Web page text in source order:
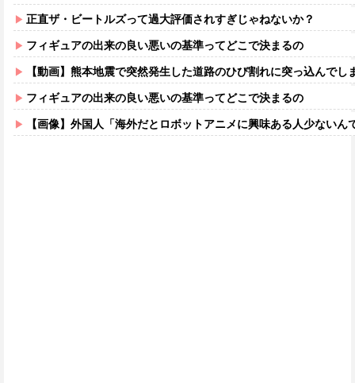
正直ザ・ビートルズって過大評価されすぎじゃねないか？
フィギュアの出来の良い悪いの基準ってどこで決まるの
【動画】熊本地震で突然発生した道路のひび割れに突っ込んでし
フィギュアの出来の良い悪いの基準ってどこで決まるの
【画像】外国人「海外だとロボットアニメに興味ある人少ないん